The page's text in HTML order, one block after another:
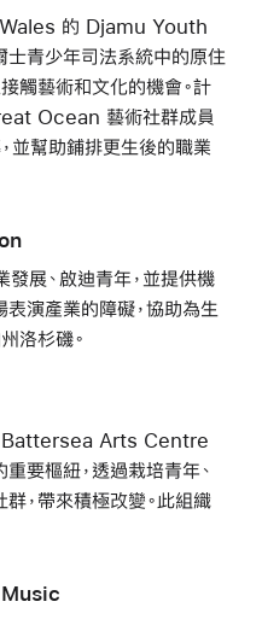
的 Djamu Youth
青少年司法系統中的原住
觸藝術和文化的機會。計
Ocean 藝術社群成員
並幫助鋪排更生後的職業
展、啟迪青年，並提供機
演產業的障礙，協助為生
洛杉磯。
Battersea Arts Centre
要樞紐，透過栽培青年、
，帶來積極改變。此組織